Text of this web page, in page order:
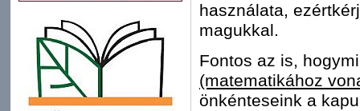
használata,
magukkal.
Fontos az is,
(matematikához
önkénteseink a